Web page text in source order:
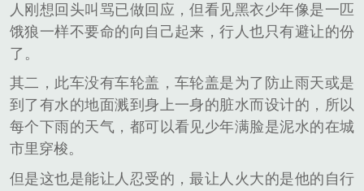
人刚想回头叫骂已做回应，但看见黑衣少年像是一匹
饿狼一样不要命的向自己起来，行人也只有避让的份
了。
其二，此车没有车轮盖，车轮盖是为了防止雨天或是
到了有水的地面溅到身上一身的脏水而设计的，所以
每个下雨的天气，都可以看见少年满脸是泥水的在城
市里穿梭。
但是这也是能让人忍受的，最让人火大的是他的自行